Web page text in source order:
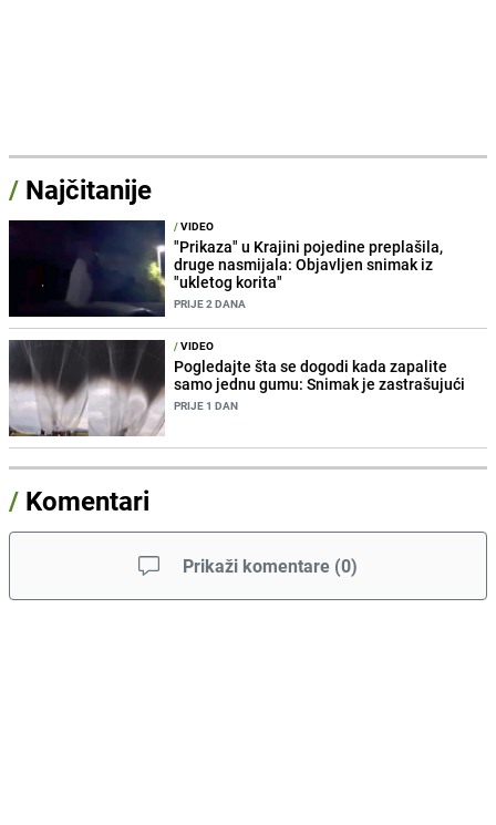
/ Najčitanije
/VIDEO
"Prikaza" u Krajini pojedine preplašila,
druge nasmijala: Objavljen snimak iz
"ukletog korita"
PRIJE 2 DANA
/VIDEO
Pogledajte šta se dogodi kada zapalite
samo jednu gumu: Snimak je zastrašujući
PRIJE 1 DAN
/ Komentari
Prikaži komentare (0)